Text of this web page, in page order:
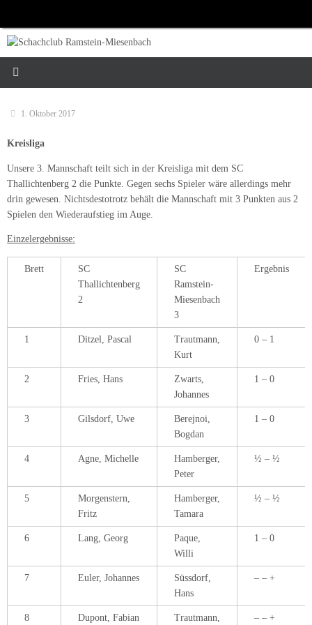
springen
1. Oktober 2017
Kreisliga
Unsere 3. Mannschaft teilt sich in der Kreisliga mit dem SC
Thallichtenberg 2 die Punkte. Gegen sechs Spieler wäre allerdings mehr
drin gewesen. Nichtsdestotrotz behält die Mannschaft mit 3 Punkten aus 2
Spielen den Wiederaufstieg im Auge.
Einzelergebnisse:
Brett
SC
Thallichtenberg
2
SC
Ramstein-
Miesenbach
3
Ergebnis
1 Ditzel, Pascal
Trautmann,
Kurt
0 – 1
2 Fries, Hans
Zwarts,
Johannes
1 – 0
3 Gilsdorf, Uwe
Berejnoi,
Bogdan
1 – 0
4 Agne, Michelle
Hamberger,
Peter
½ – ½
5
Morgenstern,
Fritz
Hamberger,
Tamara
½ – ½
6 Lang, Georg
Paque,
Willi
1 – 0
7 Euler, Johannes
Süssdorf,
Hans
– – +
8 Dupont, Fabian Trautmann, – – +